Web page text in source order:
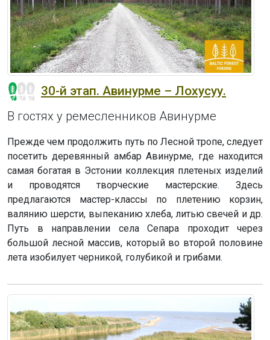
30-й этап. Авинурме – Лохусуу.
В гостях у ремесленников Авинурме
Прежде чем продолжить путь по Лесной тропе, следует
посетить деревянный амбар Авинурме, где находится
самая богатая в Эстонии коллекция плетеных изделий
и проводятся творческие мастерские. Здесь
предлагаются мастер-классы по плетению корзин,
валянию шерсти, выпеканию хлеба, литью свечей и др.
Путь в направлении села Сепара проходит через
большой лесной массив, который во второй половине
лета изобилует черникой, голубикой и грибами.